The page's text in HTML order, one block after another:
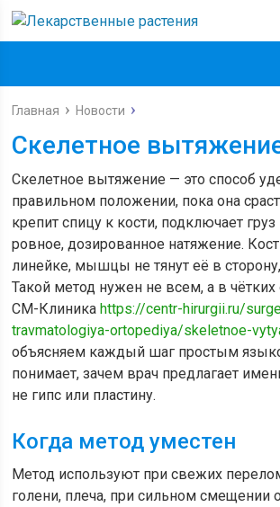
Главная Новости
Скелетное
Скелетное вытяжение — это способ
правильном положении, пока она
крепит спицу к кости, подключает груз
ровное, дозированное натяжение.
линейке, мышцы не тянут её в
Такой метод нужен не всем, а в чётких
СМ-Клиникаhttps://centr-hirurgii.ru/
travmatologiya-ortopediya/skeletnoe-
объясняем каждый шаг простым
понимает, зачем врач предлагает
не гипс или пластину.
Когда метод уместен
Метод используют при свежих
голени, плеча, при сильном смещении